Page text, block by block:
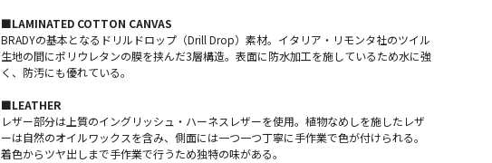
■LAMINATED COTTON CANVAS
BRADYの基本となるドリルドロップ（Drill Drop）素材。イタリア・リモンタ社のツイル
生地の間にポリウレタンの膜を挟んだ3層構造。表面に防水加工を施しているため水に強
く、防汚にも優れている。
■LEATHER
レザー部分は上質のイングリッシュ・ハーネスレザーを使用。植物なめしを施したレザ
ーは自然のオイルワックスを含み、側面には一つ一つ丁寧に手作業で色が付けられる。
着色からツヤ出しまで手作業で行うため独特の味がある。